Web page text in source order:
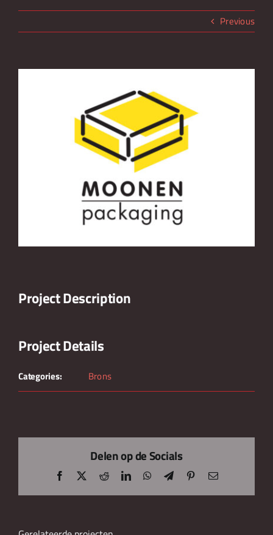
Previous
Project Description
Project Details
Categories: Brons
Delen op de Socials
Facebook RedditLinkedInWhatsApp
TelegramPinterest
E-